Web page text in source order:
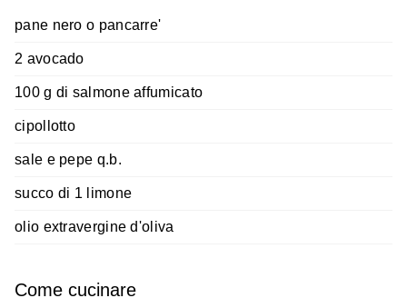
pane nero o pancarre'
2 avocado
100 g di salmone affumicato
cipollotto
sale e pepe q.b.
succo di 1 limone
olio extravergine d'oliva
Come cucinare